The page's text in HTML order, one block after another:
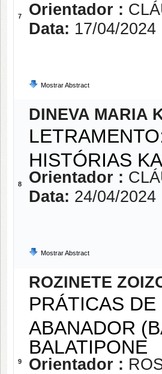
7
Orientador :
Data: 17/04/2024
Mostrar Abstract
8
DINEVA MARIA
HISTÓRIAS
Orientador :
Data: 24/04/2024
Mostrar Abstract
9
ROZINETE
PRÁTICAS
ABANADOR
BALATIPONE
Orientador :